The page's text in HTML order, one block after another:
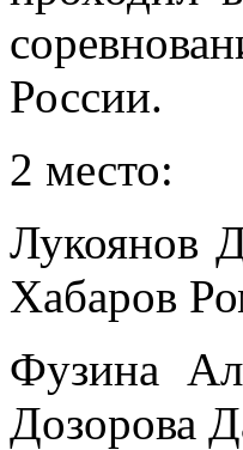
России.
2 место:
Лукоянов
Хабаров
Фузина
Дозорова